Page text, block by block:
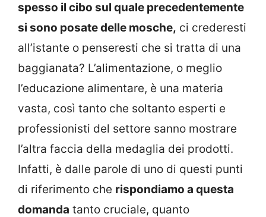
spesso il cibo sul quale precedentemente
si sono posate delle mosche, ci crederesti
all’istante o penseresti che si tratta di una
baggianata? L’alimentazione, o meglio
l’educazione alimentare, è una materia
vasta, così tanto che soltanto esperti e
professionisti del settore sanno mostrare
l’altra faccia della medaglia dei prodotti.
Infatti, è dalle parole di uno di questi punti
di riferimento che rispondiamo a questa
domanda tanto cruciale, quanto